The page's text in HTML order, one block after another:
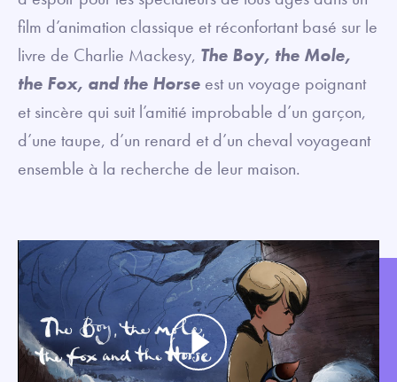
film d’animation classique et réconfortant basé sur le
livre de Charlie Mackesy, The Boy, the Mole,
the Fox, and the Horse est un voyage poignant
et sincère qui suit l’amitié improbable d’un garçon,
d’une taupe, d’un renard et d’un cheval voyageant
ensemble à la recherche de leur maison.
Play